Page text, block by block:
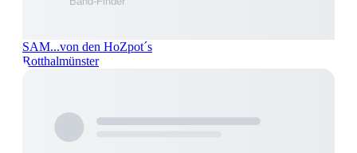
SAM...von den HoZpot´s
Rotthalmünster